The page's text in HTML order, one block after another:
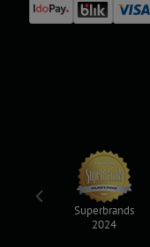
Superbrands
2024